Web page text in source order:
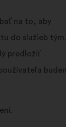
na to, aby
do služieb tým,
predložiť